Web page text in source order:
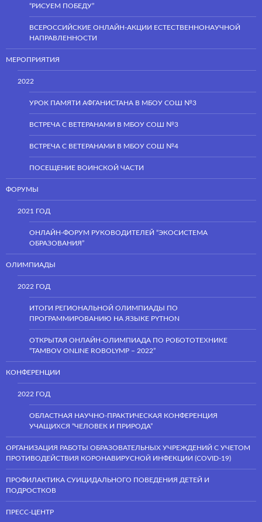
“РИСУЕМ ПОБЕДУ”
ВСЕРОССИЙСКИЕ ОНЛАЙН-АКЦИИ ЕСТЕСТВЕННОНАУЧНОЙ
НАПРАВЛЕННОСТИ
МЕРОПРИЯТИЯ
2022
УРОК ПАМЯТИ АФГАНИСТАНА В МБОУ СОШ №3
ВСТРЕЧА С ВЕТЕРАНАМИ В МБОУ СОШ №3
ВСТРЕЧА С ВЕТЕРАНАМИ В МБОУ СОШ №4
ПОСЕЩЕНИЕ ВОИНСКОЙ ЧАСТИ
ФОРУМЫ
2021 ГОД
ОНЛАЙН-ФОРУМ РУКОВОДИТЕЛЕЙ “ЭКОСИСТЕМА
ОБРАЗОВАНИЯ”
ОЛИМПИАДЫ
2022 ГОД
ИТОГИ РЕГИОНАЛЬНОЙ ОЛИМПИАДЫ ПО
ПРОГРАММИРОВАНИЮ НА ЯЗЫКЕ PYTHON
ОТКРЫТАЯ ОНЛАЙН-ОЛИМПИАДА ПО РОБОТОТЕХНИКЕ
“TAMBOV ONLINE ROBOLYMP – 2022”
КОНФЕРЕНЦИИ
2022 ГОД
ОБЛАСТНАЯ НАУЧНО-ПРАКТИЧЕСКАЯ КОНФЕРЕНЦИЯ
УЧАЩИХСЯ “ЧЕЛОВЕК И ПРИРОДА”
ОРГАНИЗАЦИЯ РАБОТЫ ОБРАЗОВАТЕЛЬНЫХ УЧРЕЖДЕНИЙ С УЧЕТОМ
ПРОТИВОДЕЙСТВИЯ КОРОНАВИРУСНОЙ ИНФЕКЦИИ (COVID-19)
ПРОФИЛАКТИКА СУИЦИДАЛЬНОГО ПОВЕДЕНИЯ ДЕТЕЙ И
ПОДРОСТКОВ
ПРЕСС-ЦЕНТР